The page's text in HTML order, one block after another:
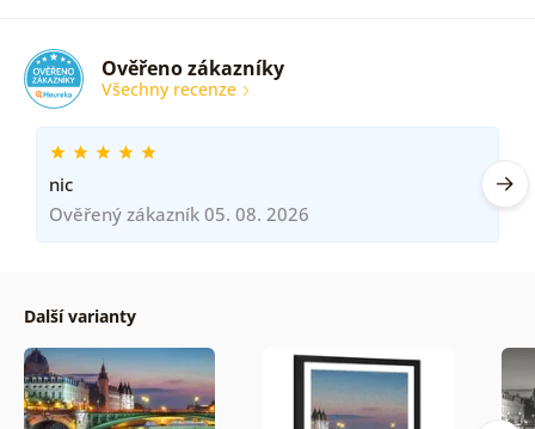
Ověřeno zákazníky
Všechny recenze
nic
Ověřený zákazník 05. 08. 2026
Další varianty